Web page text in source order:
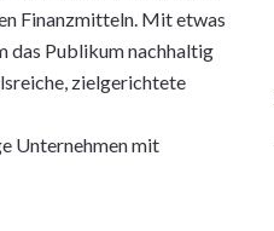
Finanzmitteln. Mit etwas
das Publikum nachhaltig
zielgerichtete
Unternehmen mit